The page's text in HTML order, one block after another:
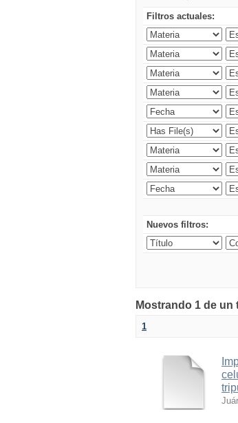
Filtros actuales:
Nuevos filtros:
Mostrando 1 de
1